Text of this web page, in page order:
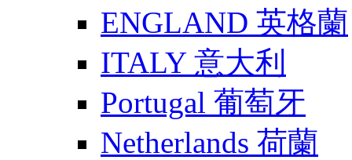
ENGLAND 英格蘭
ITALY 意大利
Portugal 葡萄牙
Netherlands 荷蘭